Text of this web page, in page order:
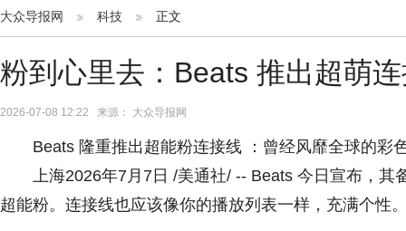
社会 国际
大众导报网 科技 正文
粉到心里去：Beats 推出超萌
2026-07-08 12:22 来源： 大众导报网
Beats 隆重推出超能粉连接线 ：曾经风靡全球的彩
上海2026年7月7日 /美通社/ -- Beats 今日宣布，
超能粉。连接线也应该像你的播放列表一样，充满个性